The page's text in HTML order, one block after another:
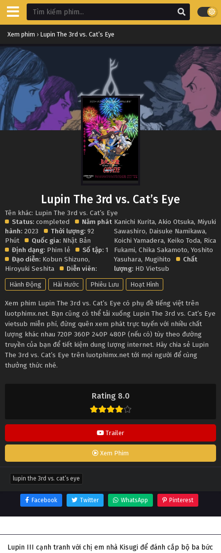
Xem phim › Lupin The 3rd vs. Cat’s Eye
Rating 8.0
Trailer
Xem Phim
Lupin The 3rd vs. Cat’s Eye
Tên khác: Lupin The 3rd vs. Cat’s Eye
Status: completed
Năm phát
hành: 2023 Thời lượng: 92
Phút
Quốc gia: Nhật Bản
Định dạng: Phim lẻ Số tập: 1
Đạo diễn: Kobun Shizuno,
Hiroyuki Seshita
Diễn viên:
Kanichi Kurita,Akio Otsuka, Miyuki
Sawashiro, Daisuke Namikawa,
Koichi Yamadera, Keiko Toda, Rica
Fukami,Chika Sakamoto,Yoshito
Yasuhara, Mugihito
Chất
lượng: HD Vietsub
Hành Động Hài Hước Phiêu Lưu Hoạt Hình
Xem phim Lupin The 3rd vs. Cat’s Eye có phụ đề tiếng việt trên
luotphimx.net. Bạn cũng có thể tải xuống Lupin The 3rd vs. Cat’s Eye
vietsub miễn phí, đừng quên xem phát trực tuyến với nhiều chất
lượng khác nhau 720P 360P 240P 480P (nếu có) tùy theo đường
truyền của bạn để tiết kiệm dung lượng internet. Hãy chia sẻ Lupin
The 3rd vs. Cat’s Eye trên luotphimx.net tới mọi người để cùng
thưởng thức nhé.
lupin the 3rd vs. cat’s eye
Facebook Twitter WhatsApp Pinterest
Lupin III cạnh tranh với chị em nhà Kisugi để đánh cắp bộ ba bức